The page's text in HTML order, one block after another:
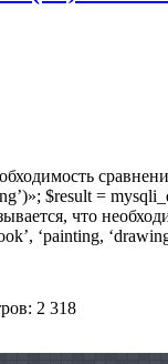
$result =
что
‘painting,
2 318